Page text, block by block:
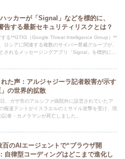
ッカーが「Signal」などを標的に、
告する最新セキュリティリスクとは？
る**GTIG（Google Threat Intelligence Group）**
ロシアに関連する複数のサイバー脅威グループが、
されるメッセージングアプリ「Signal」を標的にし
た声：アルジャジーラ記者殺害が示す
」の世界的拡散
、ガザ市のアルシファ病院外に設営されていたア
報道テントがイスラエルのミサイル攻撃を受け、現
者・カメラマンが死亡しました。
のAIエージェントで“ブラウザ開
自律型コーディングはどこまで進化し